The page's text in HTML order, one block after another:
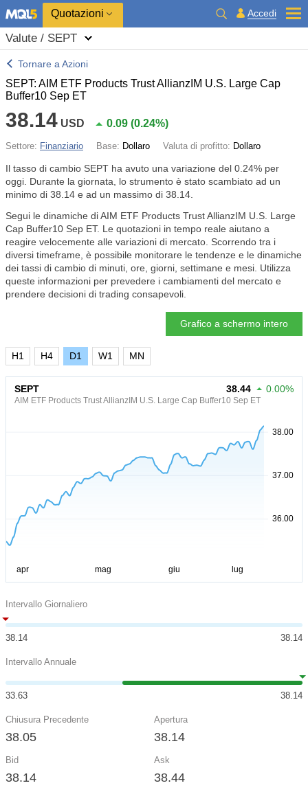
Quotazioni Accedi
Valute / SEPT
Tornare a Azioni
SEPT: AIM ETF Products Trust AllianzIM U.S. Large Cap
Buffer10 Sep ET
38.14 USD 0.09 (0.24%)
Settore: Finanziario Base: Dollaro Valuta di profitto: Dollaro
Il tasso di cambio SEPT ha avuto una variazione del 0.24% per
oggi. Durante la giornata, lo strumento è stato scambiato ad un
minimo di 38.14 e ad un massimo di 38.14.
Segui le dinamiche di AIM ETF Products Trust AllianzIM U.S. Large
Cap Buffer10 Sep ET. Le quotazioni in tempo reale aiutano a
reagire velocemente alle variazioni di mercato. Scorrendo tra i
diversi timeframe, è possibile monitorare le tendenze e le dinamiche
dei tassi di cambio di minuti, ore, giorni, settimane e mesi. Utilizza
queste informazioni per prevedere i cambiamenti del mercato e
prendere decisioni di trading consapevoli.
Grafico a schermo intero
H1 H4 D1 W1 MN
SEPT
AIM ETF Products Trust AllianzIM U.S. Large Cap Buffer10 Sep ET
38.44 0.00%
Intervallo Giornaliero
38.14 38.14
Intervallo Annuale
33.63 38.14
Chiusura Precedente
38.05
Apertura
38.14
Bid
38.14
Ask
38.44